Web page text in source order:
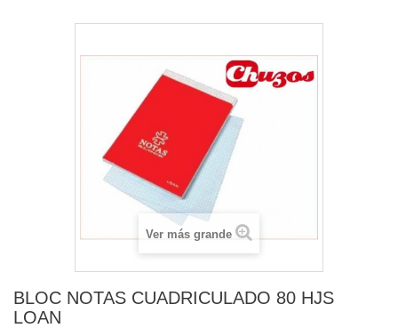
Ver más grande
BLOC NOTAS CUADRICULADO 80 HJS
LOAN